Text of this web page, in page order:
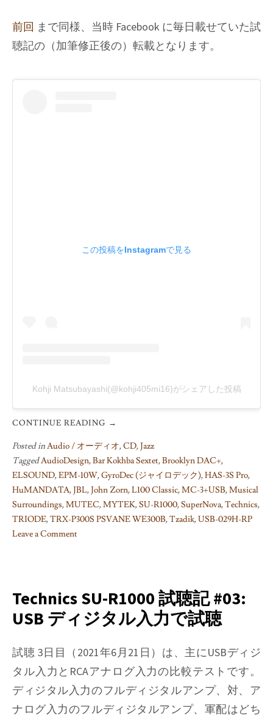
ー
ド
試
前回 まで同様、当時 Facebook に毎日載せていた試
聴記の（加筆修正後の）転載となります。
この投稿をInstagramで見る
Kohji Matsubayashi(@kohji405mi16)がシェアした投稿
CONTINUE READING →
Posted inAudio / オーディオ,CD,Jazz
TaggedAudioDesign,Bar Kokhba Sextet,Brooklyn DAC+,
ELSOUND,EPM-10W,GyroDec (ジャイロデック),HAS-3S Pro,
HuMANDATA,JBL,John Zorn,L100 Classic,MC-3+USB,Musical
Surroundings,MUTEC,MYTEK,SU-R1000,SuperNova,Technics,
TRIODE,TRX-P300S PSVANE WE300B,Tzadik,USB-029H-RP
Leave a Comment
R1000
試
聴
#04/#05:
S/PDIF
入
力
で
Technics SU-R1000 試聴記 #03:
USB ディジタル入力で試聴
試聴 3日目（2021年6月21日）は、主にUSBディジ
タル入力とRCAアナログ入力の比較テストです。
ディジタル入力のフルディジタルアンプ、対、ア
ナログ入力のフルディジタルアンプ、軍配はどち